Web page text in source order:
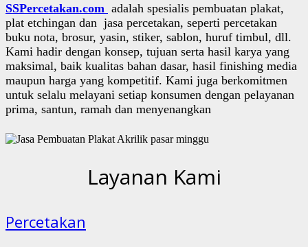
SSPercetakan.com adalah spesialis pembuatan plakat,
plat etchingan dan jasa percetakan, seperti percetakan
buku nota, brosur, yasin, stiker, sablon, huruf timbul, dll.
Kami hadir dengan konsep, tujuan serta hasil karya yang
maksimal, baik kualitas bahan dasar, hasil finishing media
maupun harga yang kompetitif. Kami juga berkomitmen
untuk selalu melayani setiap konsumen dengan pelayanan
prima, santun, ramah dan menyenangkan
Layanan Kami
Percetakan